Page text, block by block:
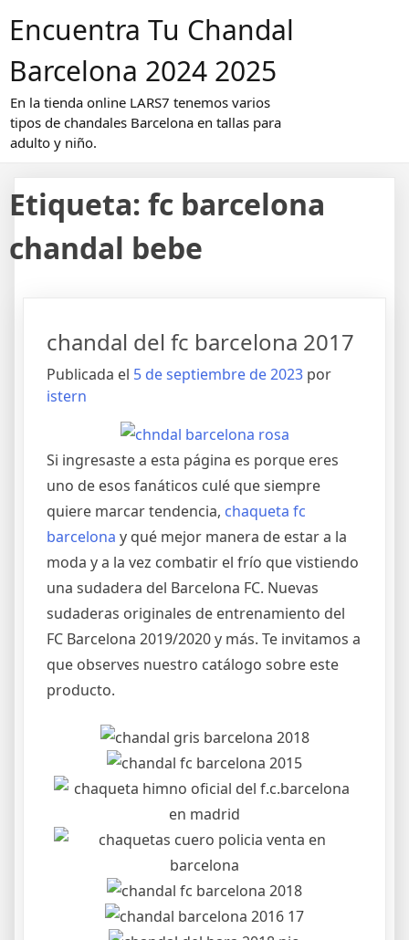
Encuentra Tu Chandal
Barcelona 2024 2025
En la tienda online LARS7 tenemos varios
tipos de chandales Barcelona en tallas para
adulto y niño.
Etiqueta: fc barcelona
chandal bebe
chandal del fc barcelona 2017
Publicada el 5 de septiembre de 2023 por
istern
Si ingresaste a esta página es porque eres
uno de esos fanáticos culé que siempre
quiere marcar tendencia, chaqueta fc
barcelona y qué mejor manera de estar a la
moda y a la vez combatir el frío que vistiendo
una sudadera del Barcelona FC. Nuevas
sudaderas originales de entrenamiento del
FC Barcelona 2019/2020 y más. Te invitamos a
que observes nuestro catálogo sobre este
producto.